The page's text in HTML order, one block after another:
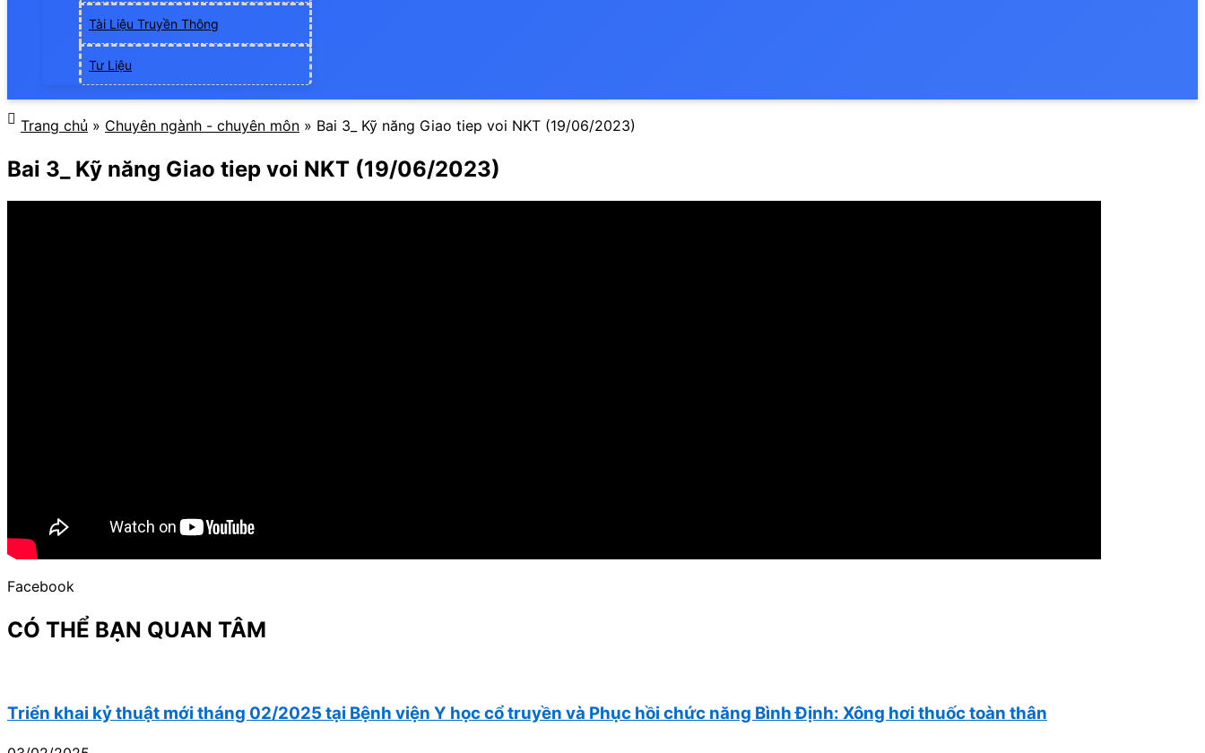
Tài Liệu Truyền Thông
Tư Liệu
Trang chủ » Chuyên ngành - chuyên môn » Bai 3_ Kỹ năng Giao tiep voi NKT (19/06/2023)
Bai 3_ Kỹ năng Giao tiep voi NKT (19/06/2023)
Facebook
CÓ THỂ BẠN QUAN TÂM
Triển khai kỷ thuật mới tháng 02/2025 tại Bệnh viện Y học cổ truyền và Phục hồi chức năng Bình Định: Xông hơi thuốc toàn thân